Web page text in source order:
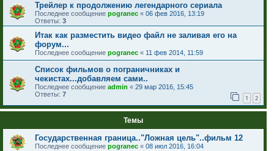
Трейлер к продолжению легендарного сериала
Последнее сообщение pogranec « 06 фев 2016, 13:19
Ответы: 3
Итак как разместить видео файл не заливая его на
форум...
Последнее сообщение pogranec « 11 фев 2014, 11:59
Список фильмов о пограничниках и
чекистах...добавляем сами..
Последнее сообщение admin « 29 мар 2016, 15:45
Ответы: 7 1 2
Темы
Государственная граница.."Ложная цель"..фильм 12
Последнее сообщение pogranec « 08 июл 2016, 16:04